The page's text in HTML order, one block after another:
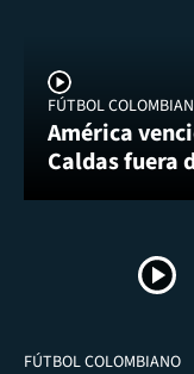
FÚTBOL
América
Caldas fuera
FÚTBOL COLOMBIANO